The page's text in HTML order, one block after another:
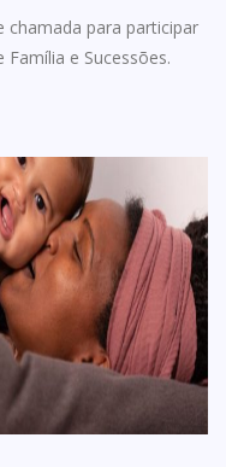
chamada para participar
e Sucessões.